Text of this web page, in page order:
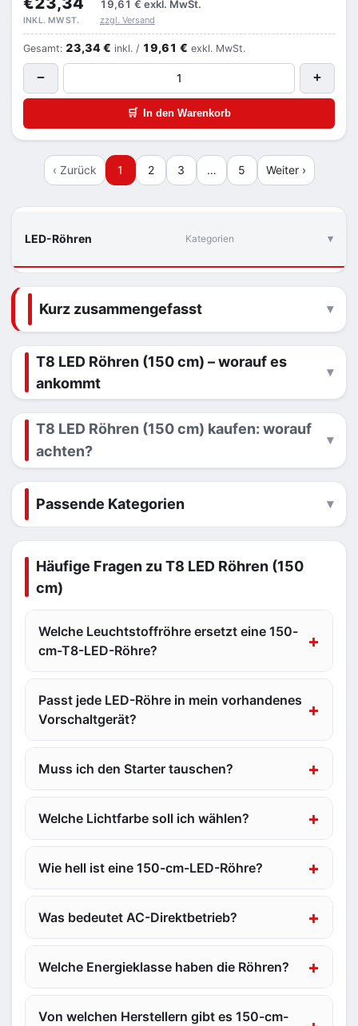
LED-Röhren Kategorien
19,61 € exkl. MwSt.
INKL. MWST. zzgl. Versand
Gesamt: 23,34 € inkl. / 19,61 € exkl. MwSt.
− +
🛒 In den Warenkorb
‹ Zurück 1 2 3 … 5 Weiter ›
Kurz zusammengefasst
T8 LED Röhren (150 cm) – worauf es
ankommt
T8 LED Röhren (150 cm) kaufen: worauf
achten?
Passende Kategorien
Häufige Fragen zu T8 LED Röhren (150
cm)
Welche Leuchtstoffröhre ersetzt eine 150-
cm-T8-LED-Röhre?
Passt jede LED-Röhre in mein vorhandenes
Vorschaltgerät?
Muss ich den Starter tauschen?
Welche Lichtfarbe soll ich wählen?
Wie hell ist eine 150-cm-LED-Röhre?
Was bedeutet AC-Direktbetrieb?
Welche Energieklasse haben die Röhren?
Von welchen Herstellern gibt es 150-cm-